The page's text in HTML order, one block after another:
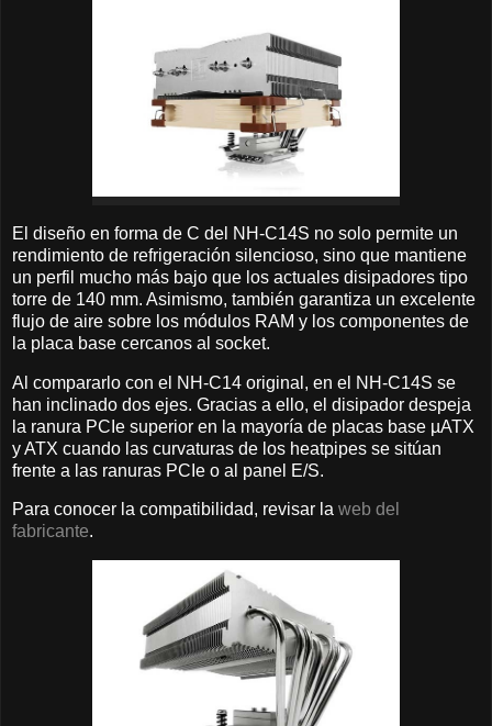
El diseño en forma de C del NH-C14S no solo permite un
rendimiento de refrigeración silencioso, sino que mantiene
un perfil mucho más bajo que los actuales disipadores tipo
torre de 140 mm. Asimismo, también garantiza un excelente
flujo de aire sobre los módulos RAM y los componentes de
la placa base cercanos al socket.
Al compararlo con el NH-C14 original, en el NH-C14S se
han inclinado dos ejes. Gracias a ello, el disipador despeja
la ranura PCIe superior en la mayoría de placas base µATX
y ATX cuando las curvaturas de los heatpipes se sitúan
frente a las ranuras PCIe o al panel E/S.
Para conocer la compatibilidad, revisar la web del
fabricante.